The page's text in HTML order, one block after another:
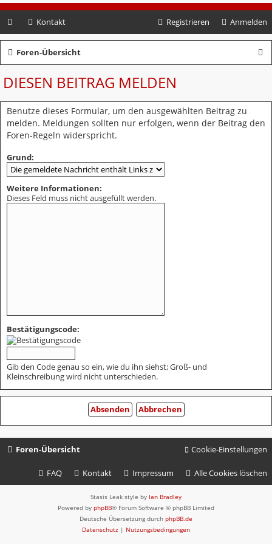
Kontakt Anmelden
Registrieren
Foren-Übersicht
h
DIESEN BEITRAG MELDEN
Benutze dieses Formular, um den ausgewählten Beitrag zu
melden. Meldungen sollten nur erfolgen, wenn der Beitrag den
Foren-Regeln widerspricht.
Grund:
Weitere Informationen:
Dieses Feld muss nicht ausgefüllt werden.
Bestätigungscode:
Gib den Code genau so ein, wie du ihn siehst; Groß- und
Kleinschreibung wird nicht unterschieden.
Foren-Übersicht Cookie-Einstellungen
Alle Cookies löschen
Impressum
Kontakt
FAQ
Stasis Leak style by Ian Bradley
Powered by phpBB® Forum Software © phpBB Limited
Deutsche Übersetzung durch phpBB.de
Datenschutz | Nutzungsbedingungen